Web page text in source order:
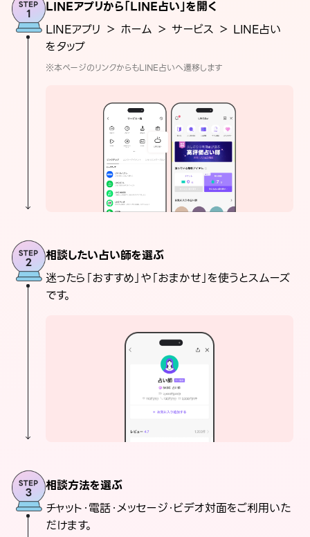
LINEアプリから「LINE占い」を開く
LINEアプリ ＞ ホーム ＞ サービス ＞ LINE占い
をタップ
※本ページのリンクからもLINE占いへ遷移します
相談したい占い師を選ぶ
迷ったら「おすすめ」や「おまかせ」を使うとスムーズ
です。
相談方法を選ぶ
チャット・電話・メッセージ・ビデオ対面をご利用いた
だけます。